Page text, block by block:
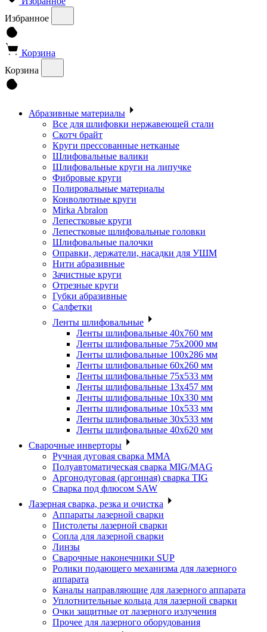
Избранное
Корзина
Корзина
Абразивные материалы
Все для шлифовки нержавеющей стали
Скотч брайт
Круги прессованные нетканые
Шлифовальные валики
Шлифовальные круги на липучке
Фибровые круги
Полировальные материалы
Конволютные круги
Mirka Abralon
Лепестковые круги
Лепестковые шлифовальные головки
Шлифовальные палочки
Оправки, держатели, насадки для УШМ
Нити абразивные
Зачистные круги
Отрезные круги
Губки абразивные
Салфетки
Ленты шлифовальные
Ленты шлифовальные 40х760 мм
Ленты шлифовальные 75х2000 мм
Ленты шлифовальные 100х286 мм
Ленты шлифовальные 60х260 мм
Ленты шлифовальные 75х533 мм
Ленты шлифовальные 13х457 мм
Ленты шлифовальные 10х330 мм
Ленты шлифовальные 10х533 мм
Ленты шлифовальные 30х533 мм
Ленты шлифовальные 40х620 мм
Сварочные инверторы
Ручная дуговая сварка MMA
Полуавтоматическая сварка MIG/MAG
Аргонодуговая (аргонная) сварка TIG
Сварка под флюсом SAW
Лазерная сварка, резка и очистка
Аппараты лазерной сварки
Пистолеты лазерной сварки
Сопла для лазерной сварки
Линзы
Сварочные наконечники SUP
Ролики подающего механизма для лазерного
аппарата
Каналы направляющие для лазерного аппарата
Уплотнительные кольца для лазерной сварки
Очки защитные от лазерного излучения
Прочее для лазерного оборудования